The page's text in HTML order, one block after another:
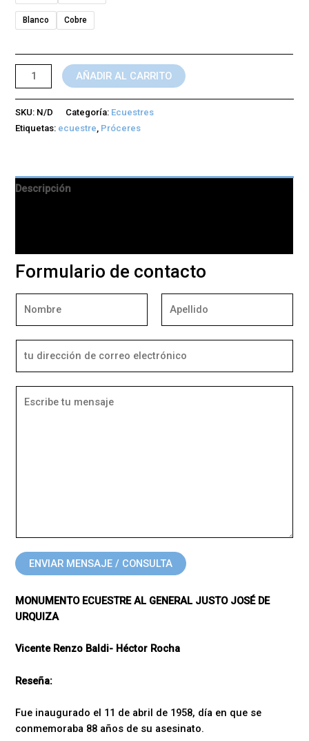
Blanco Cobre
AÑADIR AL CARRITO
SKU: N/D Categoría: Ecuestres
Etiquetas: ecuestre Próceres
Descripción
Formulario de contacto
ENVIAR MENSAJE / CONSULTA
MONUMENTO ECUESTRE AL GENERAL JUSTO JOSÉ DE
URQUIZA
Vicente Renzo Baldi- Héctor Rocha
Reseña:
Fue inaugurado el 11 de abril de 1958, día en que se
conmemoraba 88 años de su asesinato.